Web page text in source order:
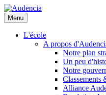
Aller
au
contenu
principal
Menu
L'école
A propos
Notre plan
Un peu
Notre
Classements
Alliance